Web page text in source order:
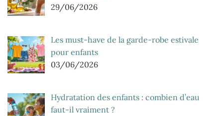
29/06/2026
Les must-have de la garde-robe estivale
pour enfants
03/06/2026
Hydratation des enfants : combien d’eau
faut-il vraiment ?